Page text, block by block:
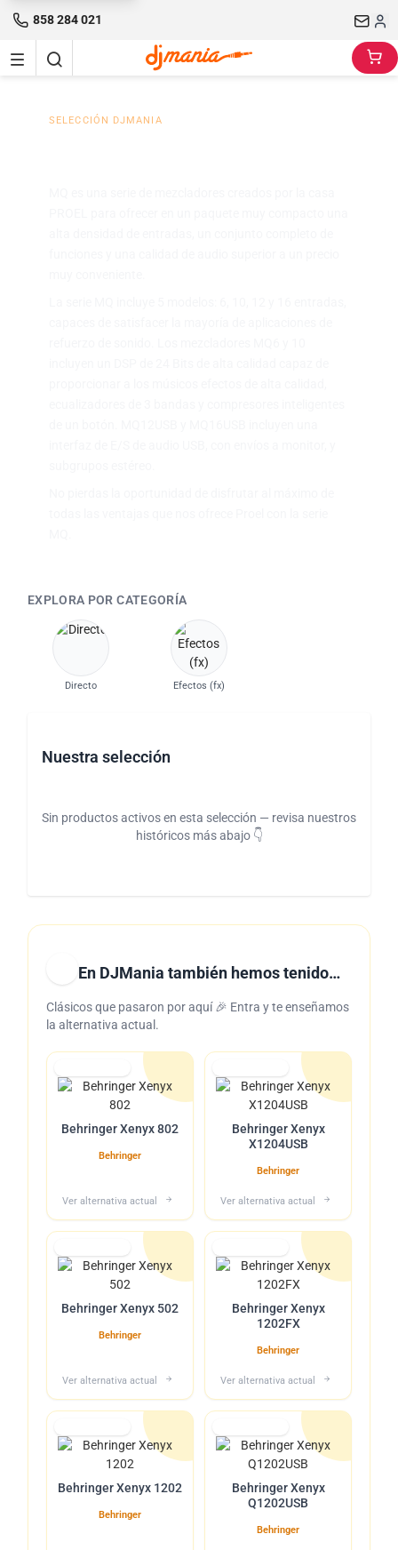
858 284 021
SELECCIÓN DJMANIA
EXPLORA POR CATEGORÍA
Directo Efectos (fx)
Nuestra selección
Sin productos activos en esta selección — revisa nuestros
históricos más abajo 👇
En DJMania también hemos tenido…
Clásicos que pasaron por aquí 🎉 Entra y te enseñamos
la alternativa actual.
Behringer Xenyx 802
Behringer
Ver alternativa actual
Behringer Xenyx
X1204USB
Behringer
Ver alternativa actual
Behringer Xenyx 502
Behringer
Ver alternativa actual
Behringer Xenyx
1202FX
Behringer
Ver alternativa actual
Behringer Xenyx 1202
Behringer
Behringer Xenyx
Q1202USB
Behringer